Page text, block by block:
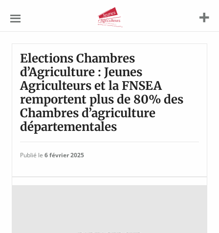
Agriculteurs
Elections Chambres
d’Agriculture : Jeunes
Agriculteurs et la FNSEA
remportent plus de 80% des
Chambres d’agriculture
départementales
Publié le 6 février 2025